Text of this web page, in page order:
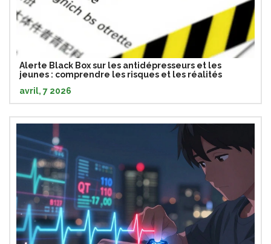
Alerte Black Box sur les antidépresseurs et les
jeunes : comprendre les risques et les réalités
avril, 7 2026